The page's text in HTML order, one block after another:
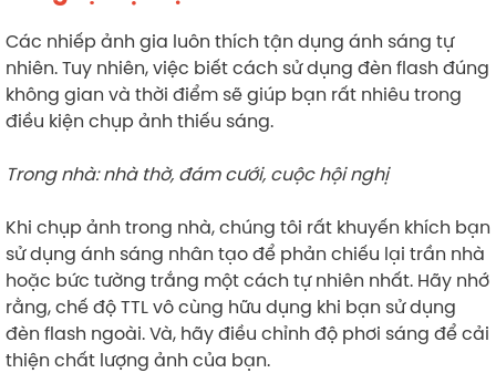
Các nhiếp ảnh gia luôn thích tận dụng ánh sáng tự
nhiên. Tuy nhiên, việc biết cách sử dụng đèn flash đúng
không gian và thời điểm sẽ giúp bạn rất nhiêu trong
điều kiện chụp ảnh thiếu sáng.
Trong nhà: nhà thờ, đám cưới, cuộc hội nghị
Khi chụp ảnh trong nhà, chúng tôi rất khuyến khích bạn
sử dụng ánh sáng nhân tạo để phản chiếu lại trần nhà
hoặc bức tường trắng một cách tự nhiên nhất. Hãy nhớ
rằng, chế độ TTL vô cùng hữu dụng khi bạn sử dụng
đèn flash ngoài. Và, hãy điều chỉnh độ phơi sáng để cải
thiện chất lượng ảnh của bạn.